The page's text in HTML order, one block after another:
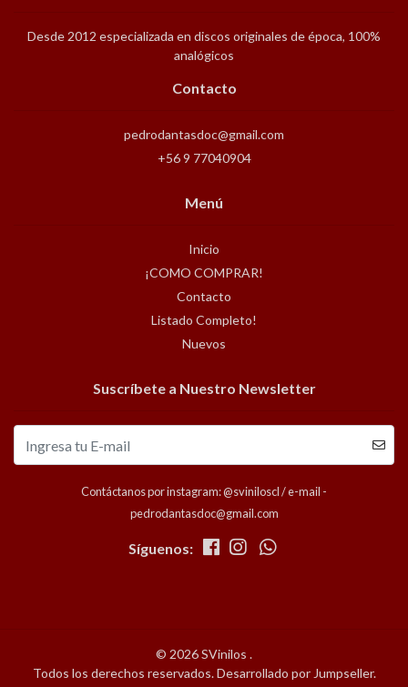
Desde 2012 especializada en discos originales de época, 100%
analógicos
Contacto
pedrodantasdoc@gmail.com
+56 9 77040904
Menú
Inicio
¡COMO COMPRAR!
Contacto
Listado Completo!
Nuevos
Suscríbete a Nuestro Newsletter
Contáctanos por instagram: @sviniloscl / e-mail -
pedrodantasdoc@gmail.com
Síguenos:
© 2026 SVinilos .
Todos los derechos reservados.Desarrollado por Jumpseller.